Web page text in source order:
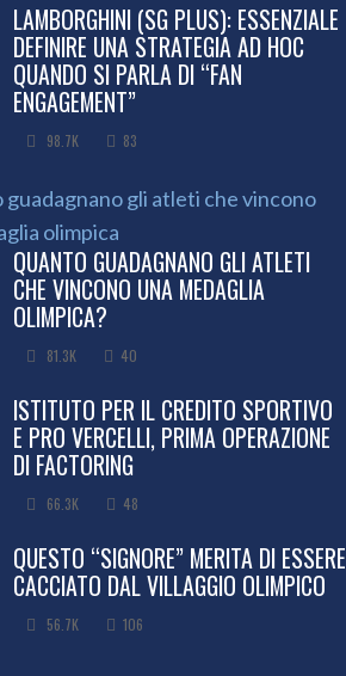
LAMBORGHINI (SG PLUS): ESSENZIALE
DEFINIRE UNA STRATEGIA AD HOC
QUANDO SI PARLA DI “FAN
ENGAGEMENT”
98.7K 83
QUANTO GUADAGNANO GLI ATLETI
CHE VINCONO UNA MEDAGLIA
OLIMPICA?
81.3K 40
ISTITUTO PER IL CREDITO SPORTIVO
E PRO VERCELLI, PRIMA OPERAZIONE
DI FACTORING
66.3K 48
QUESTO “SIGNORE” MERITA DI ESSERE
CACCIATO DAL VILLAGGIO OLIMPICO
56.7K 106